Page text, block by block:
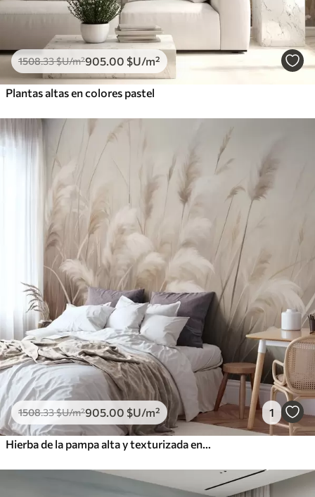
1508.33$U/m²905 .00 $U/m²
Plantas altas en colores pastel
1508.33$U/m²905 .00 $U/m² 1